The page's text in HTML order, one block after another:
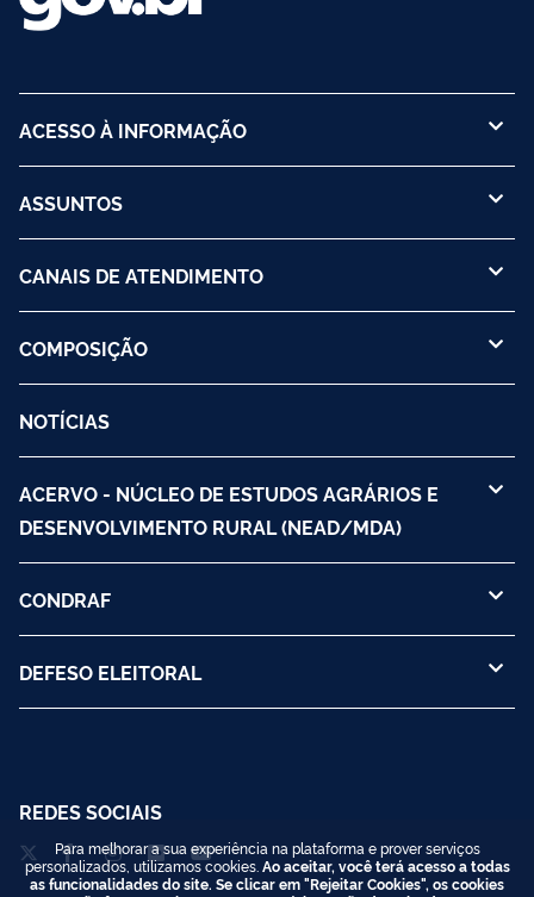
ACESSO À INFORMAÇÃO
ASSUNTOS
CANAIS DE ATENDIMENTO
COMPOSIÇÃO
NOTÍCIAS
ACERVO - NÚCLEO DE ESTUDOS AGRÁRIOS E
DESENVOLVIMENTO RURAL (NEAD/MDA)
CONDRAF
DEFESO ELEITORAL
REDES SOCIAIS
Para melhorar a sua experiência na plataforma e prover serviços
personalizados, utilizamos cookies. Ao aceitar, você terá acesso a todas
as funcionalidades do site. Se clicar em "Rejeitar Cookies", os cookies